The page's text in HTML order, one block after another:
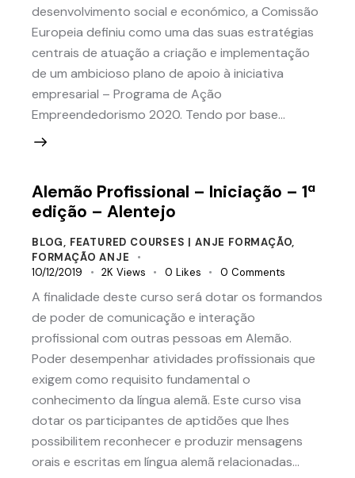
desenvolvimento social e económico, a Comissão
Europeia definiu como uma das suas estratégias
centrais de atuação a criação e implementação
de um ambicioso plano de apoio à iniciativa
empresarial – Programa de Ação
Empreendedorismo 2020. Tendo por base…
Alemão Profissional – Iniciação – 1ª
edição – Alentejo
BLOG, FEATURED COURSES | ANJE FORMAÇÃO,
FORMAÇÃO ANJE
10/12/2019
2K Views 0 Likes 0 Comments
A finalidade deste curso será dotar os formandos
de poder de comunicação e interação
profissional com outras pessoas em Alemão.
Poder desempenhar atividades profissionais que
exigem como requisito fundamental o
conhecimento da língua alemã. Este curso visa
dotar os participantes de aptidões que lhes
possibilitem reconhecer e produzir mensagens
orais e escritas em língua alemã relacionadas…